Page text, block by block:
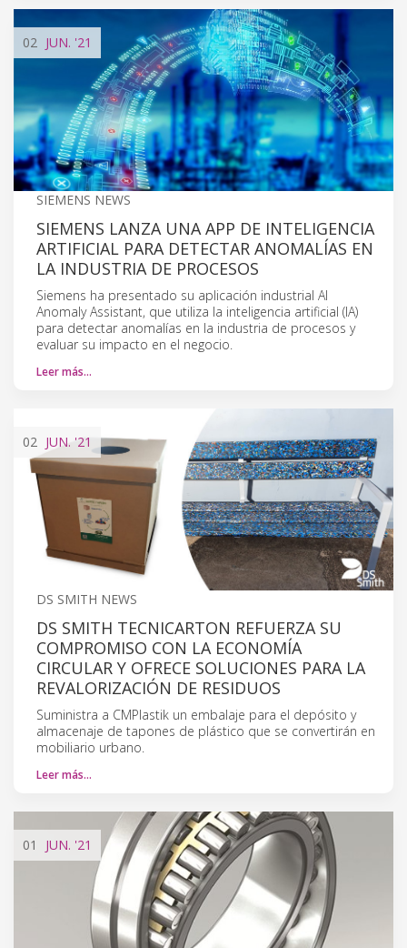
02 JUN. '21
SIEMENS NEWS
SIEMENS LANZA UNA APP DE INTELIGENCIA
ARTIFICIAL PARA DETECTAR ANOMALÍAS EN
LA INDUSTRIA DE PROCESOS
Siemens ha presentado su aplicación industrial AI
Anomaly Assistant, que utiliza la inteligencia artificial (IA)
para detectar anomalías en la industria de procesos y
evaluar su impacto en el negocio.
Leer más…
02 JUN. '21
DS SMITH NEWS
DS SMITH TECNICARTON REFUERZA SU
COMPROMISO CON LA ECONOMÍA
CIRCULAR Y OFRECE SOLUCIONES PARA LA
REVALORIZACIÓN DE RESIDUOS
Suministra a CMPlastik un embalaje para el depósito y
almacenaje de tapones de plástico que se convertirán en
mobiliario urbano.
Leer más…
01 JUN. '21